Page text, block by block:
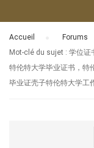
Accueil Forums
Mot-clé du sujet : 学位证
特伦特大学毕业证书，特
毕业证壳子特伦特大学工